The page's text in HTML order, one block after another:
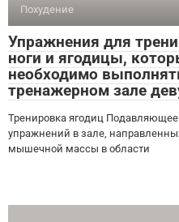
Похудение
Упражнения для
ноги и ягодицы,
необходимо
тренажерном зале
Тренировка ягодиц
упражнений в зале,
мышечной массы в области